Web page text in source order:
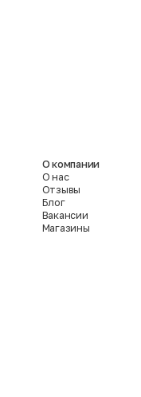
О компании
О нас
Отзывы
Блог
Вакансии
Магазины